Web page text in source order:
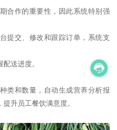
合作的重要性，因此系统特别强
提交、修改和跟踪订单，系统支
送进度。
类和数量，自动生成营养分析报
升员工餐饮满意度。